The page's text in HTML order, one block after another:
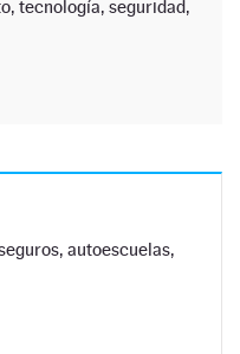
tecnología, seguridad,
autoescuelas,